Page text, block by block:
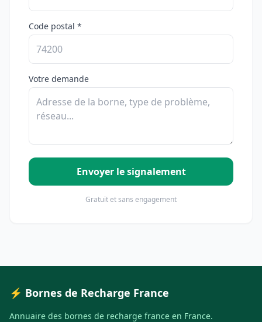
Code postal *
Votre demande
Envoyer le signalement
Gratuit et sans engagement
⚡ Bornes de Recharge France
Annuaire des bornes de recharge france en France.